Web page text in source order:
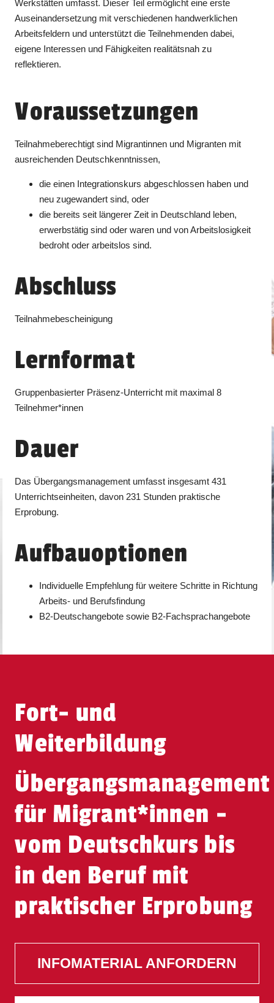
Werkstätten umfasst. Dieser Teil ermöglicht eine erste
Auseinandersetzung mit verschiedenen handwerklichen
Arbeitsfeldern und unterstützt die Teilnehmenden dabei,
eigene Interessen und Fähigkeiten realitätsnah zu
reflektieren.
Voraussetzungen
Teilnahmeberechtigt sind Migrantinnen und Migranten mit
ausreichenden Deutschkenntnissen,
die einen Integrationskurs abgeschlossen haben und
neu zugewandert sind, oder
die bereits seit längerer Zeit in Deutschland leben,
erwerbstätig sind oder waren und von Arbeitslosigkeit
bedroht oder arbeitslos sind.
Abschluss
Teilnahmebescheinigung
Lernformat
Gruppenbasierter Präsenz-Unterricht mit maximal 8
Teilnehmer*innen
Dauer
Das Übergangsmanagement umfasst insgesamt 431
Unterrichtseinheiten, davon 231 Stunden praktische
Erprobung.
Aufbauoptionen
Individuelle Empfehlung für weitere Schritte in Richtung
Arbeits- und Berufsfindung
B2-Deutschangebote sowie B2-Fachsprachangebote
Fort- und
Weiterbildung
Übergangsmanagement
für Migrant​*innen -
vom Deutschkurs bis
in den Beruf mit
praktischer Erprobung
INFOMATERIAL ANFORDERN